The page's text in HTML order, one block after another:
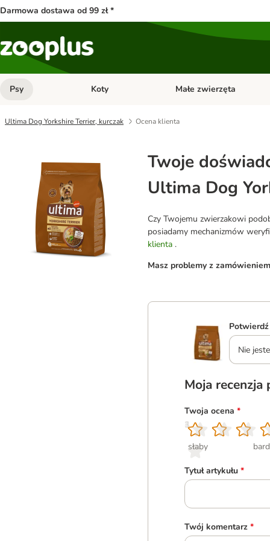
Darmowa dostawa od 99 zł *
Psy Otwórz menu kategorii: Psy
Koty Otwórz menu kategorii:
Małe zwierzęta
Ultima Dog Yorkshire Terrier, kurczak Ocena klienta
Twoje
Ultima Dog
Czy Twojemu zwierzakowi
posiadamy mechanizmów
klienta .
Masz problemy z
Nie
Moja recenzja
Twoja ocena *
1
słaby
2
3
4
5
Tytuł artykułu *
Twój komentarz *